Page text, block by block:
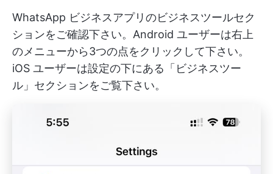
WhatsApp ビジネスアプリのビジネスツールセク
ションをご確認下さい。Android ユーザーは右上
のメニューから3つの点をクリックして下さい。
iOS ユーザーは設定の下にある「ビジネスツー
ル」セクションをご覧下さい。